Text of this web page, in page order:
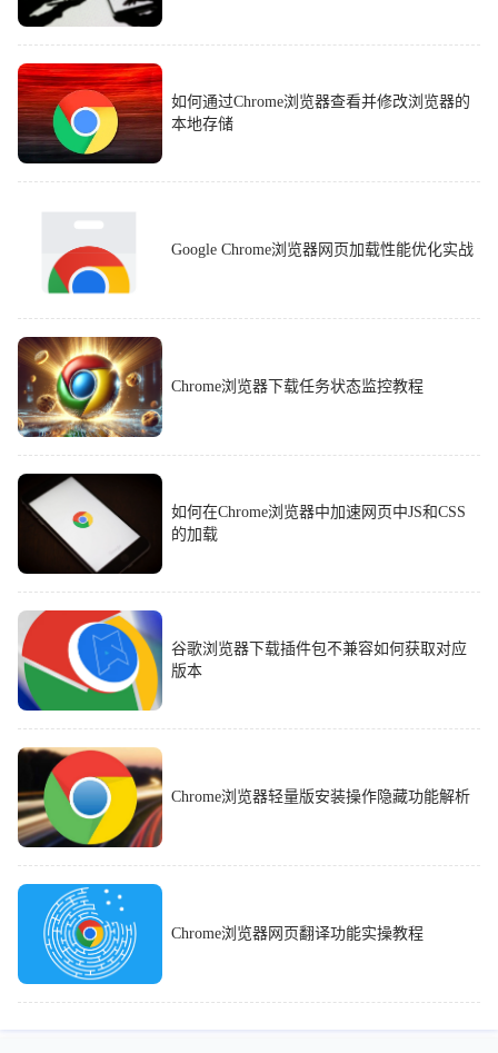
如何通过Chrome浏览器查看并修改浏览器的
本地存储
Google Chrome浏览器网页加载性能优化实战
Chrome浏览器下载任务状态监控教程
如何在Chrome浏览器中加速网页中JS和CSS
的加载
谷歌浏览器下载插件包不兼容如何获取对应
版本
Chrome浏览器轻量版安装操作隐藏功能解析
Chrome浏览器网页翻译功能实操教程